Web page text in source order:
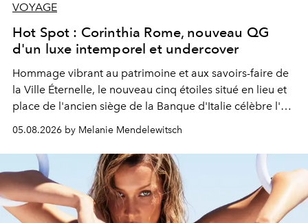
VOYAGE
Hot Spot : Corinthia Rome, nouveau QG
d'un luxe intemporel et undercover
Hommage vibrant au patrimoine et aux savoirs-faire de
la Ville Éternelle, le nouveau cinq étoiles situé en lieu et
place de l'ancien siège de la Banque d'Italie célèbre l'art
de vivre Romain dans toute son élégance intemporelle.
05.08.2026 by Melanie Mendelewitsch